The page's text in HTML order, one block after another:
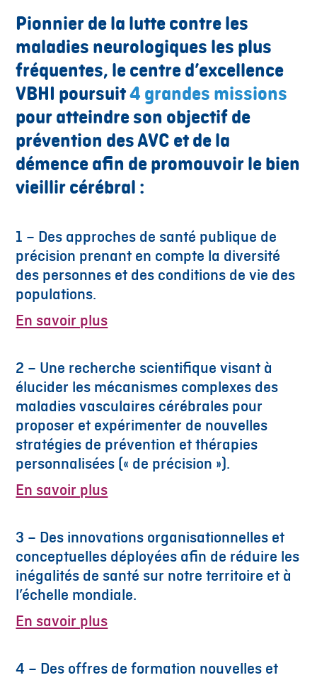
Pionnier de la lutte contre les
maladies neurologiques les plus
fréquentes, le centre d’excellence
VBHI poursuit4 grandes missions
pour atteindre son objectif de
prévention des AVC et de la
démence afin de promouvoir le bien
vieillir cérébral :
1 – Des approches de santé publique de
précision prenant en compte la diversité
des personnes et des conditions de vie des
populations.
En savoir plus
2 – Une recherche scientifique visant à
élucider les mécanismes complexes des
maladies vasculaires cérébrales pour
proposer et expérimenter de nouvelles
stratégies de prévention et thérapies
personnalisées (« de précision »).
En savoir plus
3 – Des innovations organisationnelles et
conceptuelles déployées afin de réduire les
inégalités de santé sur notre territoire et à
l’échelle mondiale.
En savoir plus
4 – Des offres de formation nouvelles et